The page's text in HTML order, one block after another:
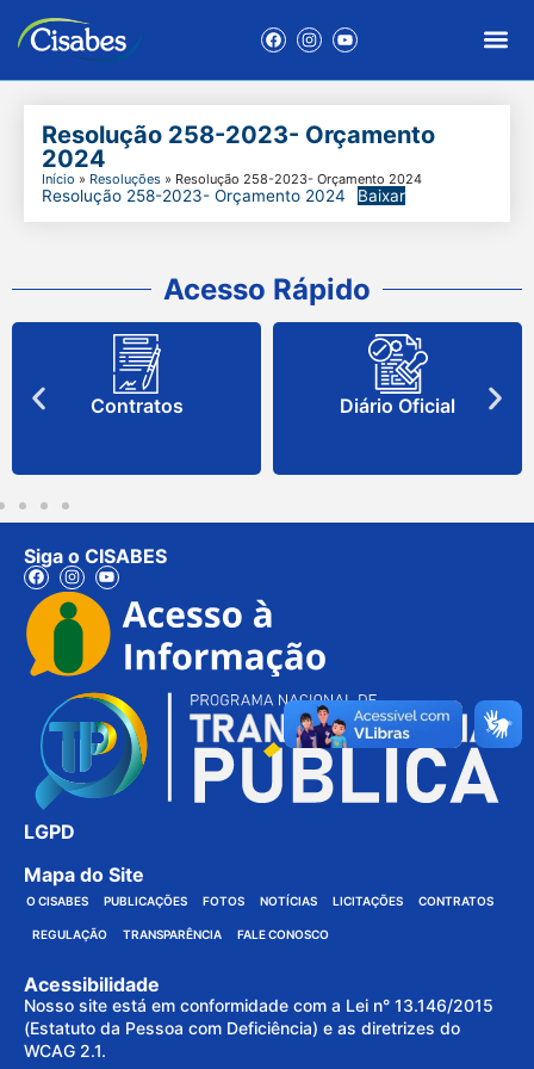
Resolução 258-2023- Orçamento
2024
Início » Resoluções » Resolução 258-2023- Orçamento 2024
Resolução 258-2023- Orçamento 2024 Baixar
Acesso Rápido
Contratos Diário Oficial
Siga o CISABES
LGPD
Mapa do Site
O CISABES PUBLICAÇÕES FOTOS NOTÍCIAS LICITAÇÕES CONTRATOS
REGULAÇÃO TRANSPARÊNCIA FALE CONOSCO
Acessibilidade
Nosso site está em conformidade com a Lei n° 13.146/2015
(Estatuto da Pessoa com Deficiência) e as diretrizes do
WCAG 2.1.